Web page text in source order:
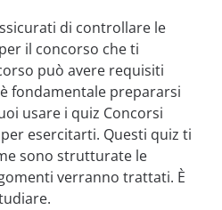
di controllare le
il concorso che ti
può avere requisiti
fondamentale prepararsi
usare i quiz Concorsi
esercitarti. Questi quiz ti
sono strutturate le
verranno trattati. È